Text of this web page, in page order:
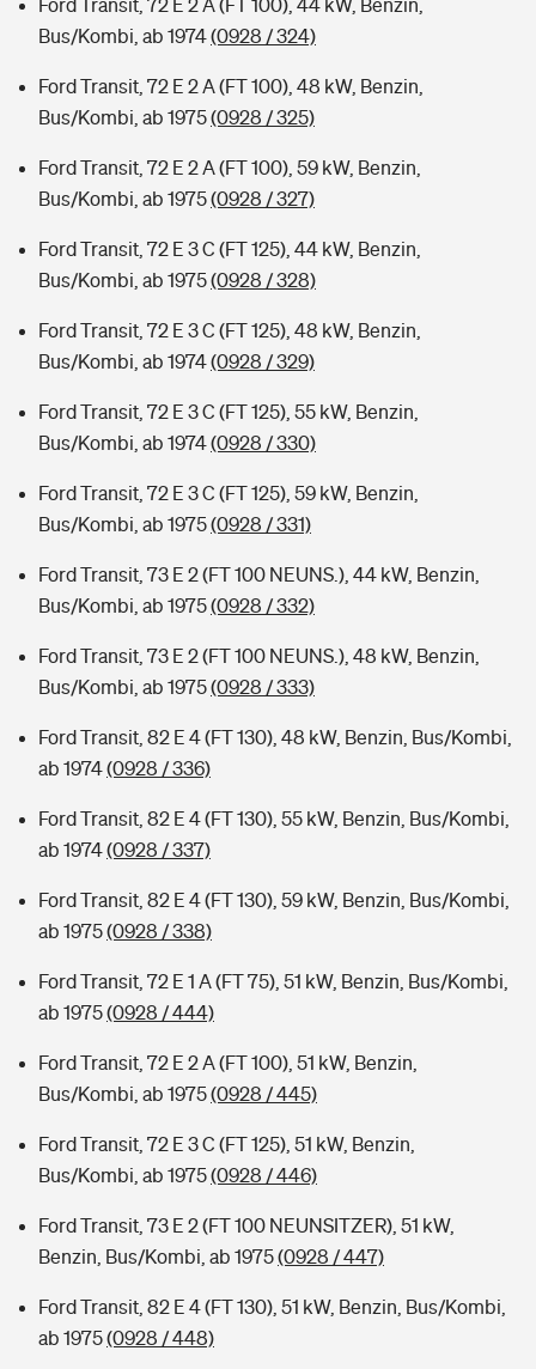
Ford Transit, 72 E 2 A (FT 100), 44 kW, Benzin,
Bus/Kombi, ab 1974(0928 / 324)
Ford Transit, 72 E 2 A (FT 100), 48 kW, Benzin,
Bus/Kombi, ab 1975(0928 / 325)
Ford Transit, 72 E 2 A (FT 100), 59 kW, Benzin,
Bus/Kombi, ab 1975(0928 / 327)
Ford Transit, 72 E 3 C (FT 125), 44 kW, Benzin,
Bus/Kombi, ab 1975(0928 / 328)
Ford Transit, 72 E 3 C (FT 125), 48 kW, Benzin,
Bus/Kombi, ab 1974(0928 / 329)
Ford Transit, 72 E 3 C (FT 125), 55 kW, Benzin,
Bus/Kombi, ab 1974(0928 / 330)
Ford Transit, 72 E 3 C (FT 125), 59 kW, Benzin,
Bus/Kombi, ab 1975(0928 / 331)
Ford Transit, 73 E 2 (FT 100 NEUNS.), 44 kW, Benzin,
Bus/Kombi, ab 1975(0928 / 332)
Ford Transit, 73 E 2 (FT 100 NEUNS.), 48 kW, Benzin,
Bus/Kombi, ab 1975(0928 / 333)
Ford Transit, 82 E 4 (FT 130), 48 kW, Benzin, Bus/Kombi,
ab 1974(0928 / 336)
Ford Transit, 82 E 4 (FT 130), 55 kW, Benzin, Bus/Kombi,
ab 1974(0928 / 337)
Ford Transit, 82 E 4 (FT 130), 59 kW, Benzin, Bus/Kombi,
ab 1975(0928 / 338)
Ford Transit, 72 E 1 A (FT 75), 51 kW, Benzin, Bus/Kombi,
ab 1975(0928 / 444)
Ford Transit, 72 E 2 A (FT 100), 51 kW, Benzin,
Bus/Kombi, ab 1975(0928 / 445)
Ford Transit, 72 E 3 C (FT 125), 51 kW, Benzin,
Bus/Kombi, ab 1975(0928 / 446)
Ford Transit, 73 E 2 (FT 100 NEUNSITZER), 51 kW,
Benzin, Bus/Kombi, ab 1975(0928 / 447)
Ford Transit, 82 E 4 (FT 130), 51 kW, Benzin, Bus/Kombi,
ab 1975(0928 / 448)